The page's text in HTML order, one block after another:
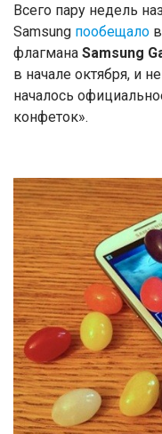
Всего пару недель
Samsung пообещало
флагмана Samsung
в начале октября, и
началось
конфеток».